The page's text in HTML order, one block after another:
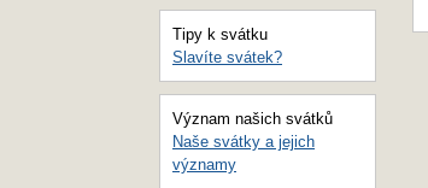
Tipy k svátku
Slavíte svátek?
Význam našich svátků
Naše svátky a jejich
významy